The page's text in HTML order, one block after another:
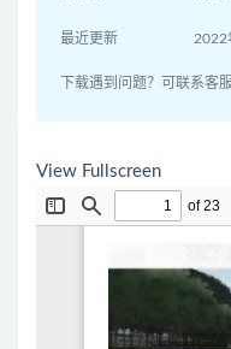
最近更新 2022
下载遇到问题？可联系客
View Fullscreen